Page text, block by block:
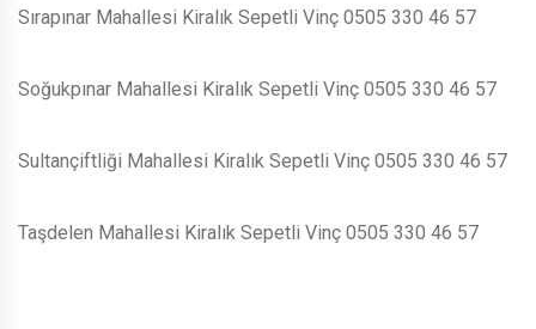
Sırapınar Mahallesi Kiralık Sepetli Vinç 0505 330 46 57
Soğukpınar Mahallesi Kiralık Sepetli Vinç 0505 330 46 57
Sultançiftliği Mahallesi Kiralık Sepetli Vinç 0505 330 46 57
Taşdelen Mahallesi Kiralık Sepetli Vinç 0505 330 46 57